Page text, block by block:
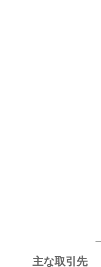
主な取引先